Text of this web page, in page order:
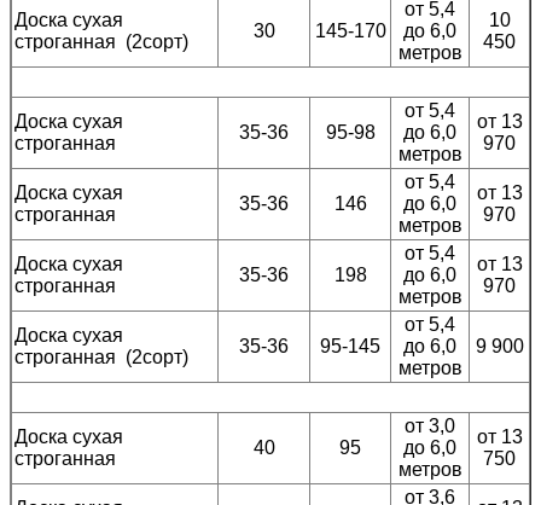
Доска сухая
строганная (2сорт)
30 145-170
от 5,4
до 6,0
метров
10
450
Доска сухая
строганная
35-36 95-98
от 5,4
до 6,0
метров
от 13
970
Доска сухая
строганная
35-36 146
от 5,4
до 6,0
метров
от 13
970
Доска сухая
строганная
35-36 198
от 5,4
до 6,0
метров
от 13
970
Доска сухая
строганная (2сорт)
35-36 95-145
от 5,4
до 6,0
метров
9 900
Доска сухая
строганная
40 95
от 3,0
до 6,0
метров
от 13
750
от 3,6